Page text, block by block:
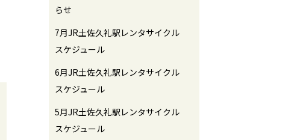
らせ
7月JR土佐久礼駅レンタサイクル
スケジュール
6月JR土佐久礼駅レンタサイクル
スケジュール
5月JR土佐久礼駅レンタサイクル
スケジュール